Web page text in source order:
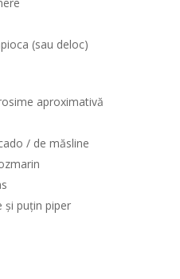
(sau deloc)
aproximativă
/ de măsline
și puțin piper